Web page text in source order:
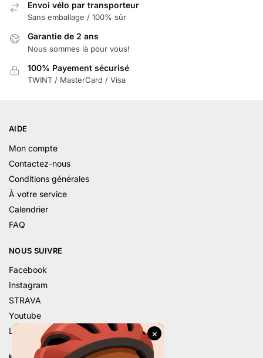
Envoi vélo par transporteur
Sans emballage / 100% sûr
Garantie de 2 ans
Nous sommes là pour vous!
100% Payement sécurisé
TWINT / MasterCard / Visa
AIDE
Mon compte
Contactez-nous
Conditions générales
À votre service
Calendrier
FAQ
NOUS SUIVRE
Facebook
Instagram
STRAVA
Youtube
Linkedin